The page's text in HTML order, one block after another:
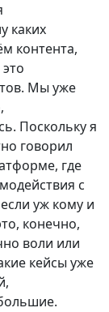
каких
контента,
Мы уже
Поскольку я
говорил
где
с
уж кому и
конечно,
воли или
кейсы уже